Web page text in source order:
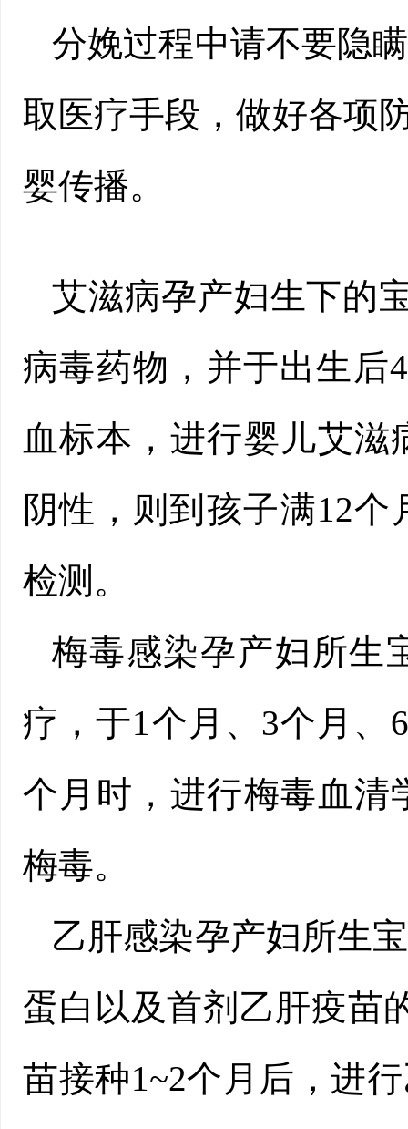
分娩过程中请不要隐
取医疗手段，做好各项
婴传播。
艾滋病孕产妇生下的
病毒药物，并于出生后
血标本，进行婴儿艾
阴性，则到孩子满12
检测。
梅毒感染孕产妇所生
疗，于1个月、3个月、
个月时，进行梅毒血清
梅毒。
乙肝感染孕产妇所生
蛋白以及首剂乙肝疫苗
苗接种1~2个月后，进